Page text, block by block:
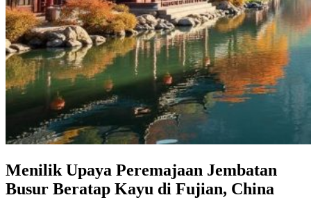
Menilik Upaya Peremajaan Jembatan
Busur Beratap Kayu di Fujian, China